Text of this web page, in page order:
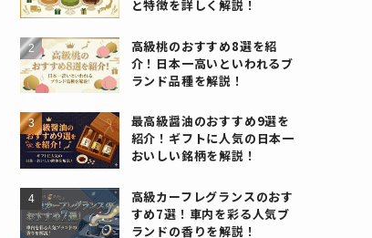
と特徴を詳しく解説！
高級桃のおすすめ8選を紹
介！日本一高いといわれるブ
ランド品種を解説！
最高級醤油のおすすめ9選を
紹介！ギフトに人気の日本一
おいしい銘柄を解説！
高級カーフレグランスのおす
すめ7選！車内を彩る人気ブ
ランドの香りを解説！